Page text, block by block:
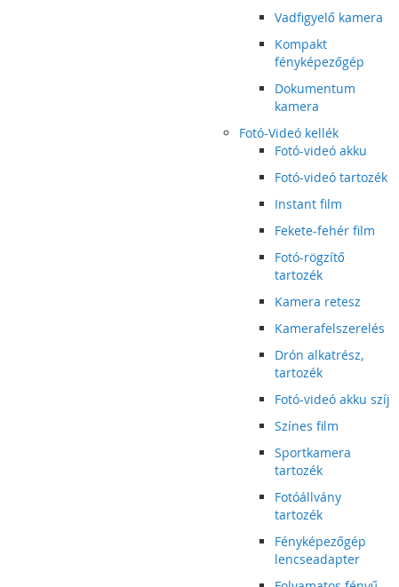
Vadfigyelő kamera
Kompakt
fényképezőgép
Dokumentum
kamera
Fotó-Videó kellék
Fotó-videó akku
Fotó-videó tartozék
Instant film
Fekete-fehér film
Fotó-rögzítő
tartozék
Kamera retesz
Kamerafelszerelés
Drón alkatrész,
tartozék
Fotó-videó akku szíj
Színes film
Sportkamera
tartozék
Fotóállvány
tartozék
Fényképezőgép
lencseadapter